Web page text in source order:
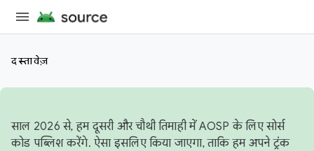
दस्तावेज़
साल 2026 से, हम दूसरी और चौथी तिमाही में AOSP के लिए सोर्स
कोड पब्लिश करेंगे. ऐसा इसलिए किया जाएगा, ताकि हम अपने ट्रंक